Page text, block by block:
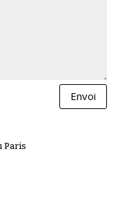
Envoi
Paris